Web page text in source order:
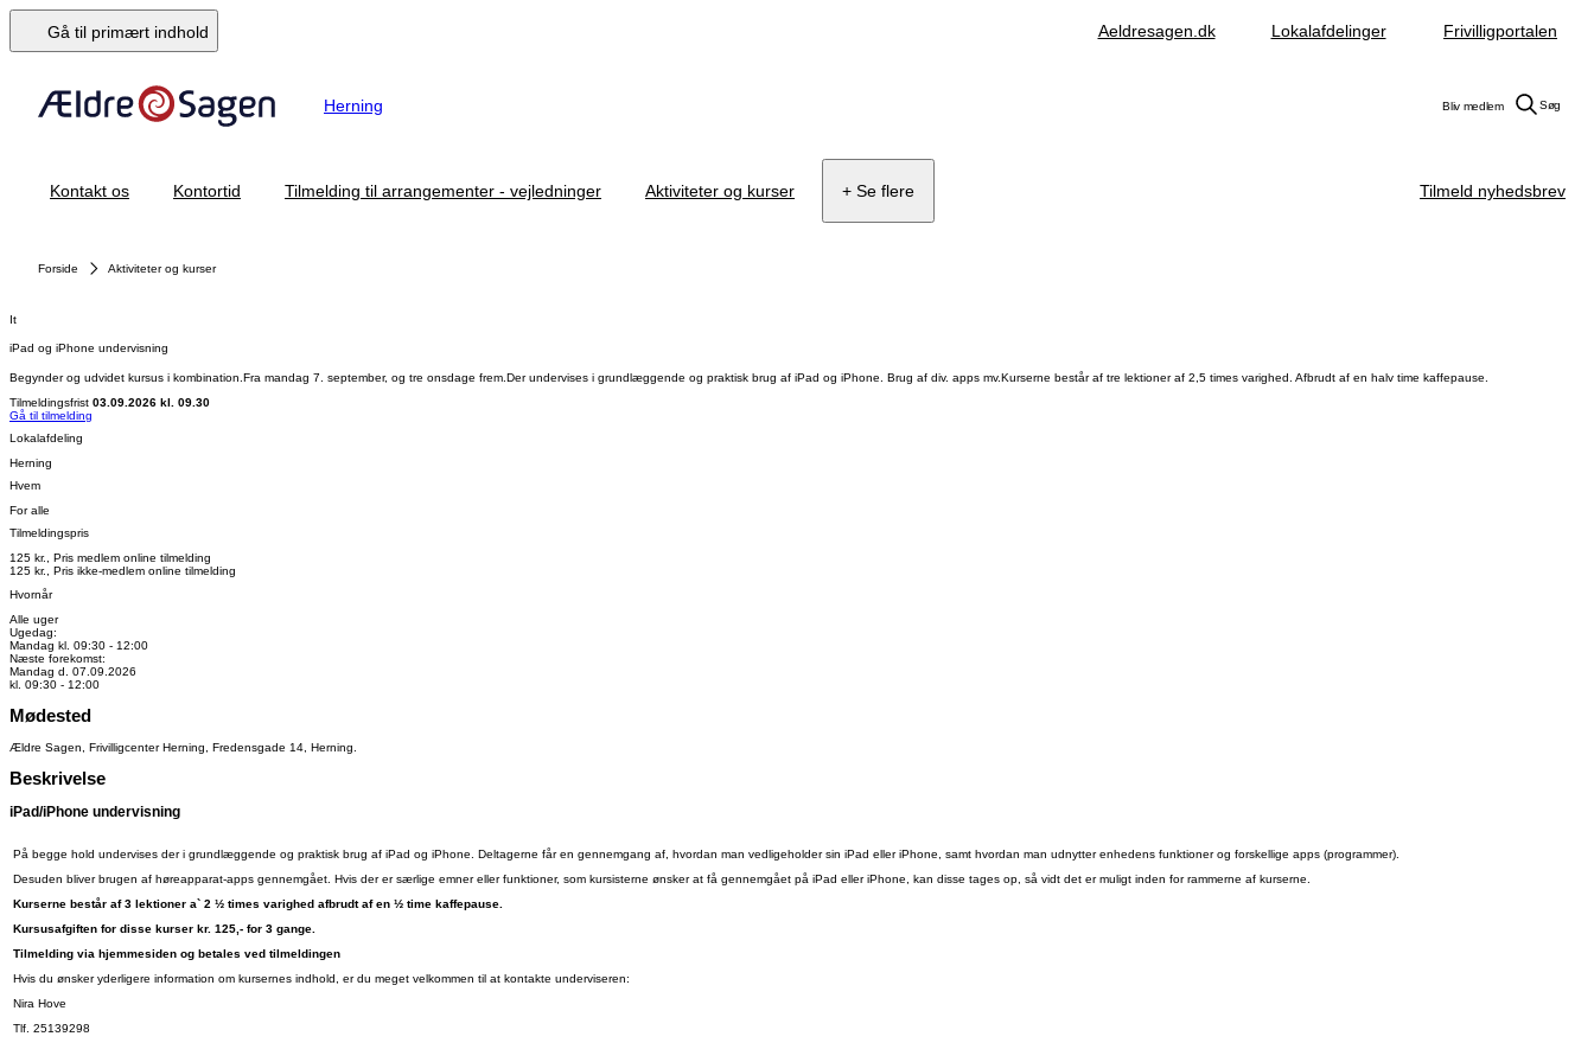
Gå til primært indhold Aeldresagen.dk Lokalafdelinger Frivilligportalen
Herning Bliv medlem Søg
Kontakt os Kontortid Tilmelding til arrangementer - vejledninger Aktiviteter og kurser + Se flere Tilmeld nyhedsbrev
Forside Aktiviteter og kurser
It
iPad og iPhone undervisning
Begynder og udvidet kursus i kombination.Fra mandag 7. september, og tre onsdage frem.Der undervises i grundlæggende og praktisk brug af iPad og iPhone. Brug af div. apps mv.Kurserne består af tre lektioner af 2,5 times varighed. Afbrudt af en halv time kaffepause.
Tilmeldingsfrist 03.09.2026 kl. 09.30
Gå til tilmelding
Lokalafdeling
Herning
Hvem
For alle
Tilmeldingspris
125 kr., Pris medlem online tilmelding
125 kr., Pris ikke-medlem online tilmelding
Hvornår
Alle uger
Ugedag:
Mandag kl. 09:30 - 12:00
Næste forekomst:
Mandag d. 07.09.2026
kl. 09:30 - 12:00
Mødested
Ældre Sagen, Frivilligcenter Herning, Fredensgade 14, Herning.
Beskrivelse
iPad/iPhone undervisning
På begge hold undervises der i grundlæggende og praktisk brug af iPad og iPhone. Deltagerne får en gennemgang af, hvordan man vedligeholder sin iPad eller iPhone, samt hvordan man udnytter enhedens funktioner og forskellige apps (programmer).
Desuden bliver brugen af høreapparat-apps gennemgået. Hvis der er særlige emner eller funktioner, som kursisterne ønsker at få gennemgået på iPad eller iPhone, kan disse tages op, så vidt det er muligt inden for rammerne af kurserne.
Kurserne består af 3 lektioner a` 2 ½ times varighed afbrudt af en ½ time kaffepause.
Kursusafgiften for disse kurser kr. 125,- for 3 gange.
Tilmelding via hjemmesiden og betales ved tilmeldingen
Hvis du ønsker yderligere information om kursernes indhold, er du meget velkommen til at kontakte underviseren:
Nira Hove
Tlf. 25139298